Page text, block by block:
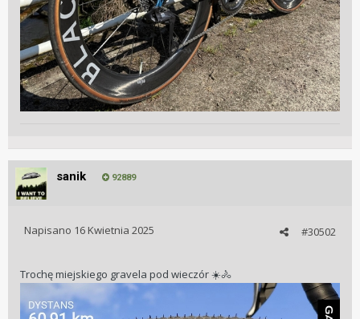
sanik 92889
#30502
Napisano 16 Kwietnia 2025
Trochę miejskiego gravela pod wieczór ☀️🚴